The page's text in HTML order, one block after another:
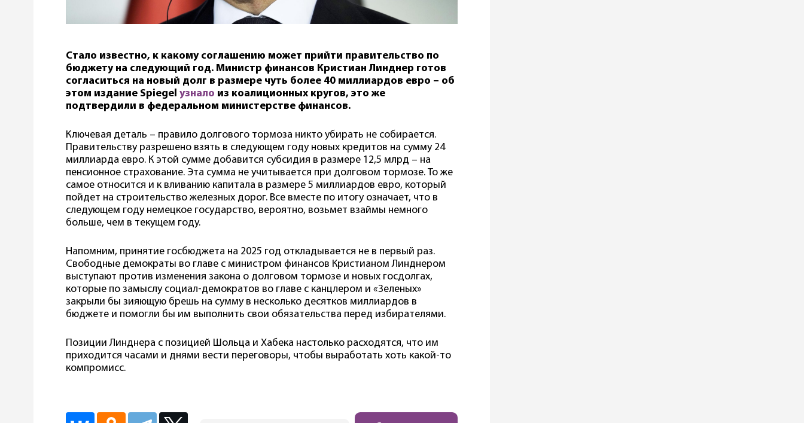
Стало известно, к какому соглашению может прийти правительство по
бюджету на следующий год. Министр финансов Кристиан Линднер готов
согласиться на новый долг в размере чуть более 40 миллиардов евро – об
этом издание Spiegel узнало из коалиционных кругов, это же
подтвердили в федеральном министерстве финансов.
Ключевая деталь – правило долгового тормоза никто убирать не собирается.
Правительству разрешено взять в следующем году новых кредитов на сумму 24
миллиарда евро. К этой сумме добавится субсидия в размере 12,5 млрд – на
пенсионное страхование. Эта сумма не учитывается при долговом тормозе. То же
самое относится и к вливанию капитала в размере 5 миллиардов евро, который
пойдет на строительство железных дорог. Все вместе по итогу означает, что в
следующем году немецкое государство, вероятно, возьмет взаймы немного
больше, чем в текущем году.
Напомним, принятие госбюджета на 2025 год откладывается не в первый раз.
Свободные демократы во главе с министром финансов Кристианом Линднером
выступают против изменения закона о долговом тормозе и новых госдолгах,
которые по замыслу социал-демократов во главе с канцлером и «Зеленых»
закрыли бы зияющую брешь на сумму в несколько десятков миллиардов в
бюджете и помогли бы им выполнить свои обязательства перед избирателями.
Позиции Линднера с позицией Шольца и Хабека настолько расходятся, что им
приходится часами и днями вести переговоры, чтобы выработать хоть какой-то
компромисс.